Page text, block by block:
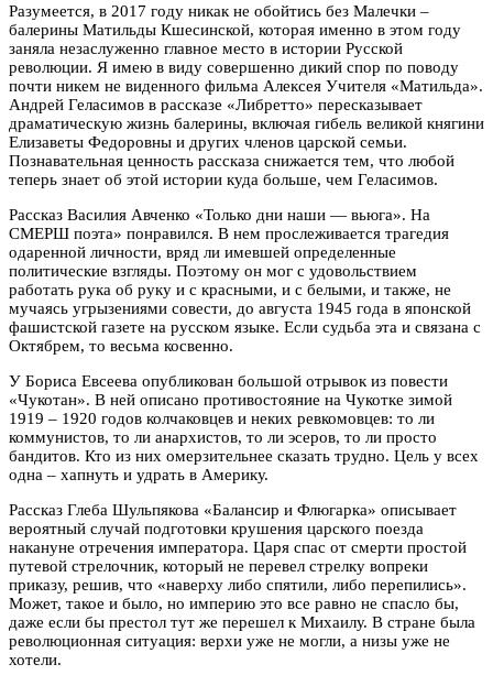
Разумеется, в 2017 году никак не обойтись без Малечки –
балерины Матильды Кшесинской, которая именно в этом году
заняла незаслуженно главное место в истории Русской
революции. Я имею в виду совершенно дикий спор по поводу
почти никем не виденного фильма Алексея Учителя «Матильда».
Андрей Геласимов в рассказе «Либретто» пересказывает
драматическую жизнь балерины, включая гибель великой княгини
Елизаветы Федоровны и других членов царской семьи.
Познавательная ценность рассказа снижается тем, что любой
теперь знает об этой истории куда больше, чем Геласимов.
Рассказ Василия Авченко «Только дни наши — вьюга». На
СМЕРШ поэта» понравился. В нем прослеживается трагедия
одаренной личности, вряд ли имевшей определенные
политические взгляды. Поэтому он мог с удовольствием
работать рука об руку и с красными, и с белыми, и также, не
мучаясь угрызениями совести, до августа 1945 года в японской
фашистской газете на русском языке. Если судьба эта и связана с
Октябрем, то весьма косвенно.
У Бориса Евсеева опубликован большой отрывок из повести
«Чукотан». В ней описано противостояние на Чукотке зимой
1919 – 1920 годов колчаковцев и неких ревкомовцев: то ли
коммунистов, то ли анархистов, то ли эсеров, то ли просто
бандитов. Кто из них омерзительнее сказать трудно. Цель у всех
одна – хапнуть и удрать в Америку.
Рассказ Глеба Шульпякова «Балансир и Флюгарка» описывает
вероятный случай подготовки крушения царского поезда
накануне отречения императора. Царя спас от смерти простой
путевой стрелочник, который не перевел стрелку вопреки
приказу, решив, что «наверху либо спятили, либо перепились».
Может, такое и было, но империю это все равно не спасло бы,
даже если бы престол тут же перешел к Михаилу. В стране была
революционная ситуация: верхи уже не могли, а низы уже не
хотели.